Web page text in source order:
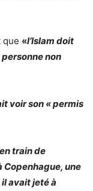
que «l’Islam doit
non
voir son «permis
train de
Copenhague, une
avait jeté à